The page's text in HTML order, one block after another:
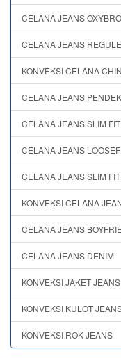
CELANA JEANS OXYBRO
CELANA JEANS
KONVEKSI CELANA
CELANA JEANS PENDEK
CELANA JEANS SLIM FIT
CELANA JEANS
CELANA JEANS SLIM FIT
KONVEKSI CELANA
CELANA JEANS
CELANA JEANS DENIM
KONVEKSI JAKET JEANS
KONVEKSI KULOT
KONVEKSI ROK JEANS